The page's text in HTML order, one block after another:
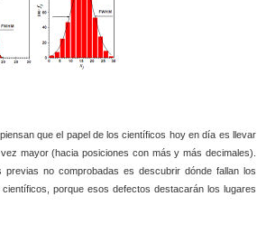
que el papel de los científicos hoy en día es llevar
mayor (hacia posiciones con más y más decimales).
no comprobadas es descubrir dónde fallan los
porque esos defectos destacarán los lugares